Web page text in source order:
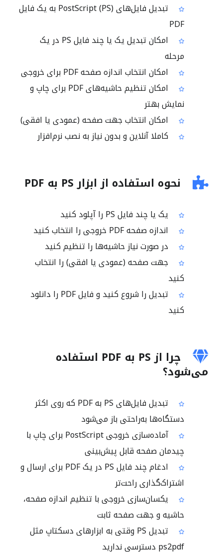
تبدیل فایل‌های PostScript (PS) به یک فایل
PDF
امکان تبدیل یک یا چند فایل PS در یک
مرحله
امکان انتخاب اندازه صفحه PDF برای خروجی
امکان تنظیم حاشیه‌های PDF برای چاپ و
نمایش بهتر
امکان انتخاب جهت صفحه (عمودی یا افقی)
کاملا آنلاین و بدون نیاز به نصب نرم‌افزار
نحوه استفاده از ابزار PS به PDF
یک یا چند فایل PS را آپلود کنید
اندازه صفحه PDF خروجی را انتخاب کنید
در صورت نیاز حاشیه‌ها را تنظیم کنید
جهت صفحه (عمودی یا افقی) را انتخاب
کنید
تبدیل را شروع کنید و فایل PDF را دانلود
کنید
چرا از PS به PDF استفاده
می‌شود؟
تبدیل فایل‌های PS به PDF که روی اکثر
دستگاه‌ها به‌راحتی باز می‌شود
آماده‌سازی خروجی PostScript برای چاپ با
چیدمان صفحه قابل پیش‌بینی
ادغام چند فایل PS در یک PDF برای ارسال و
اشتراک‌گذاری راحت‌تر
یکسان‌سازی خروجی با تنظیم اندازه صفحه،
حاشیه و جهت صفحه ثابت
تبدیل PS وقتی به ابزارهای دسکتاپ مثل
ps2pdf دسترسی ندارید